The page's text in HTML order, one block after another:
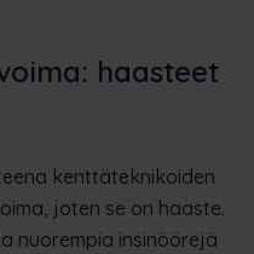
haasteet
kenttäteknikoiden
joten se on haaste.
nuorempia insinöörejä